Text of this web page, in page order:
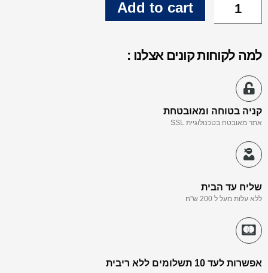
Add to cart
למה לקוחות קונים אצלנו :
קניה בטוחה ומאובטחת
אתר מאובטח בטכנולוגיית SSL
שליח עד הבית
ללא עלות מעל ל 200 ש"ח
אפשרות לעד 10 תשלומים ללא ריבית